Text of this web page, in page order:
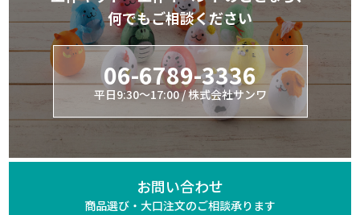
何でもご相談ください
06-6789-3336
平日9:30～17:00 / 株式会社サンワ
お問い合わせ
商品選び・大口注文のご相談承ります